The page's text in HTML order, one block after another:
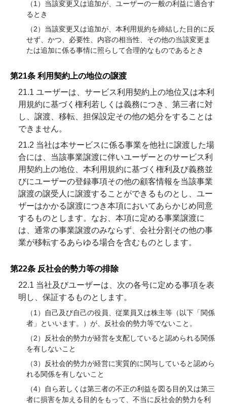
（1）当該変更又は追加が、ユーザーの一般の利益に適合す
るとき
（2）当該変更又は追加が、本利用規約を締結した目的に反
せず、かつ、必要性、内容の相当性、その他の当該変更ま
たは追加に係る事情に照らして合理的なものであるとき
第21条 利用契約上の地位の譲渡
21.1 ユーザーは、サービス利用契約上の地位又は本利
用規約に基づく権利若しくは義務につき、第三者に対
し、譲渡、移転、担保設定その他の処分をすることは
できません。
21.2 当社は本サービスに係る事業を他社に譲渡した場
合には、当該事業譲渡に伴いユーザーとのサービス利
用契約上の地位、本利用規約に基づく権利及び義務並
びにユーザーの登録事項その他の顧客情報を当該事業
譲渡の譲受人に譲渡することができるものとし、ユー
ザーはかかる譲渡につき本項においてあらかじめ同意
するものとします。なお、本項に定める事業譲渡に
は、通常の事業譲渡のみならず、会社分割その他の事
業が移転するあらゆる場合を含むものとします。
第22条 反社会的勢力等の排除
22.1 当社及びユーザーは、次の各号に定める事項を表
明し、保証するものとします。
（1）自己及び自己の役員、従業員又は株主等（以下「関係
者」といいます。）が、反社会的勢力等でないこと。
（2）反社会的勢力が経営を支配していると認められる関係
を有しないこと
（3）反社会的勢力が経営に実質的に関与していると認めら
れる関係を有しないこと
（4）自ら若しくは第三者の不正の利益を図る目的又は第三
者に損害を加える目的をもって、不当に反社会的勢力を利